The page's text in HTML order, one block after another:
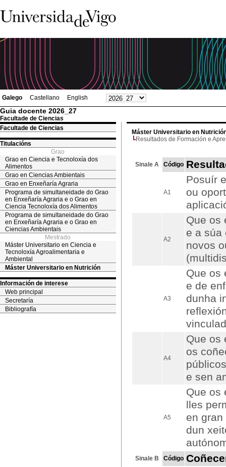
Galego Castellano English
Guia docente 2026_27
Facultade de Ciencias
Facultade de Ciencias
Titulacións
Grao
Grao en Ciencia e Tecnoloxía dos
Alimentos
Grao en Ciencias Ambientais
Grao en Enxeñaría Agraria
Programa de simultaneidade do Grao
en Enxeñaría Agraria e o Grao en
Ciencia Tecnoloxía dos Alimentos
Programa de simultaneidade do Grao
en Enxeñaría Agraria e o Grao en
Ciencias Ambientais
Mestrado
Máster Universitario en Ciencia e
Tecnoloxía Agroalimentaria e
Ambiental
Máster Universitario en Nutrición
Información de interese
Web principal
Secretaría
Bibliografía
Máster Universitario en
Resultados de Formación e
Sinale A Código
A1
Posuír
ou
A2
Que os
e a súa
novos
A3
Que os
e de
dunha
A4
Que os
os
e sen
A5
Que os
lles
en
dun
Sinale B Código